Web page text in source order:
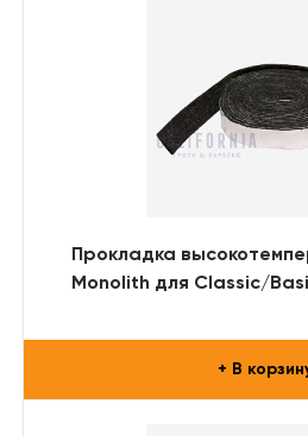
Прокладка
Monolith для Classic/
+ В